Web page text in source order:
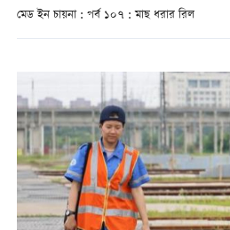
মেড ইন চায়না : পর্ব ১০৭ : মাছ ধরার রিল